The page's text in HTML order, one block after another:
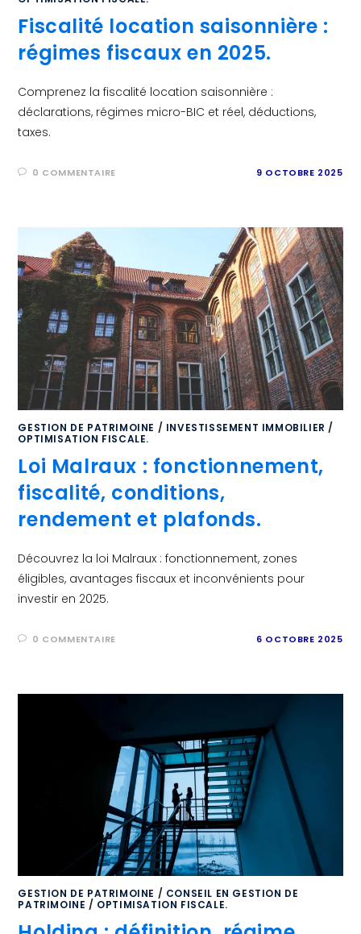
Fiscalité location saisonnière :
régimes fiscaux en 2025.
Comprenez la fiscalité location saisonnière :
déclarations, régimes micro-BIC et réel, déductions,
taxes.
0 COMMENTAIRE 9 OCTOBRE 2025
GESTION DE PATRIMOINE / INVESTISSEMENT IMMOBILIER /
OPTIMISATION FISCALE.
Loi Malraux : fonctionnement,
fiscalité, conditions,
rendement et plafonds.
Découvrez la loi Malraux : fonctionnement, zones
éligibles, avantages fiscaux et inconvénients pour
investir en 2025.
0 COMMENTAIRE 6 OCTOBRE 2025
GESTION DE PATRIMOINE / CONSEIL EN GESTION DE
PATRIMOINE / OPTIMISATION FISCALE.